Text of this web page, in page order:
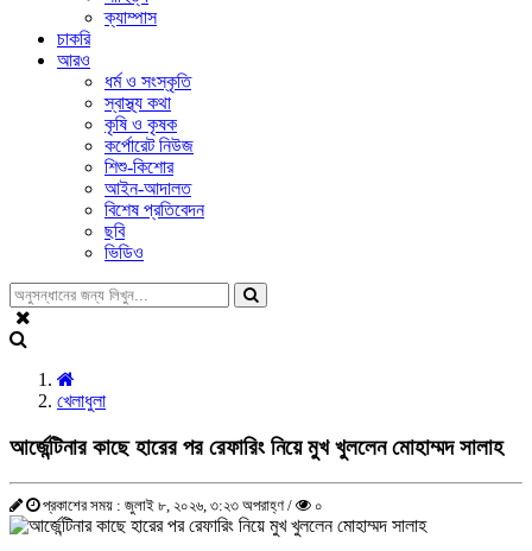
ক্যাম্পাস
চাকরি
আরও
ধর্ম ও সংস্কৃতি
স্বাস্থ্য কথা
কৃষি ও কৃষক
কর্পোরেট নিউজ
শিশু-কিশোর
আইন-আদালত
বিশেষ প্রতিবেদন
ছবি
ভিডিও
খেলাধুলা
আর্জেন্টিনার কাছে হারের পর রেফারিং নিয়ে মুখ খুললেন মোহাম্মদ সালাহ
প্রকাশের সময় : জুলাই ৮, ২০২৬, ৩:২৩ অপরাহ্ণ / ০